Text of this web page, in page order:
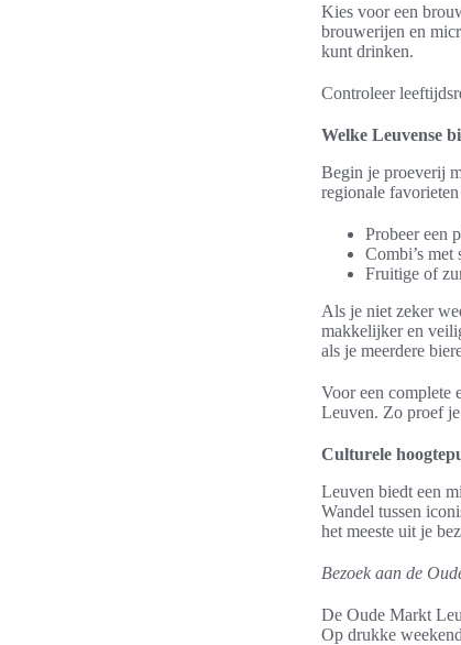
Kies voor een
brouwerijen en
kunt drinken.
Controleer
Welke Leuvense
Begin je proeverij
regionale
Probeer een
Combi’s
Fruitige of
Als je niet zeker
makkelijker en
als je meerdere
Voor een complete
Leuven. Zo proef je
Culturele
Leuven biedt een
Wandel tussen
het meeste uit je
Bezoek aan de
De Oude Markt
Op drukke